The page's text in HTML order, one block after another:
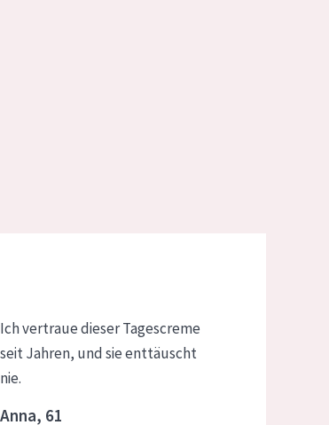
Ich vertraue dieser Tagescreme
seit Jahren, und sie enttäuscht
nie.
Anna, 61